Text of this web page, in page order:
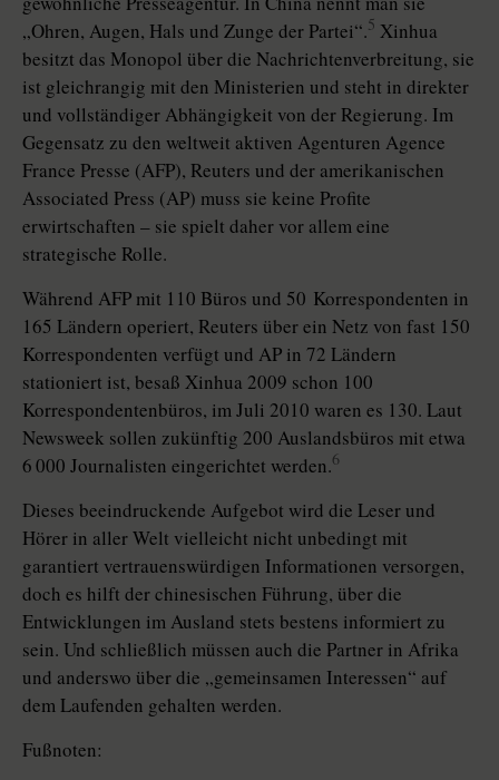
„Ohren, Augen, Hals und Zunge der Partei“.5 Xinhua
besitzt das Monopol über die Nachrichtenverbreitung, sie
ist gleichrangig mit den Ministerien und steht in direkter
und vollständiger Abhängigkeit von der Regierung. Im
Gegensatz zu den weltweit aktiven Agenturen Agence
France Presse (AFP), Reuters und der amerikanischen
Associated Press (AP) muss sie keine Profite
erwirtschaften – sie spielt daher vor allem eine
strategische Rolle.
Während AFP mit 110 Büros und 50 Korrespondenten in
165 Ländern operiert, Reuters über ein Netz von fast 150
Korrespondenten verfügt und AP in 72 Ländern
stationiert ist, besaß Xinhua 2009 schon 100
Korrespondentenbüros, im Juli 2010 waren es 130. Laut
Newsweek sollen zukünftig 200 Auslandsbüros mit etwa
6 000 Journalisten eingerichtet werden.6
Dieses beeindruckende Aufgebot wird die Leser und
Hörer in aller Welt vielleicht nicht unbedingt mit
garantiert vertrauenswürdigen Informationen versorgen,
doch es hilft der chinesischen Führung, über die
Entwicklungen im Ausland stets bestens informiert zu
sein. Und schließlich müssen auch die Partner in Afrika
und anderswo über die „gemeinsamen Interessen“ auf
dem Laufenden gehalten werden.
Fußnoten: